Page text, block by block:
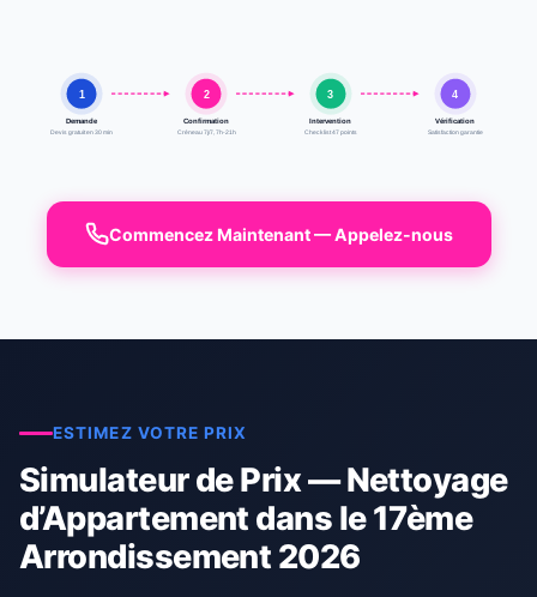
1
Demande
Devis gratuit en 30 min
2
Confirmation
Créneau 7j/7, 7h-21h
3
Intervention
Checklist 47 points
4
Vérification
Satisfaction garantie
Commencez Maintenant — Appelez-nous
ESTIMEZ VOTRE PRIX
Simulateur de Prix — Nettoyage
d’Appartement dans le 17ème
Arrondissement 2026